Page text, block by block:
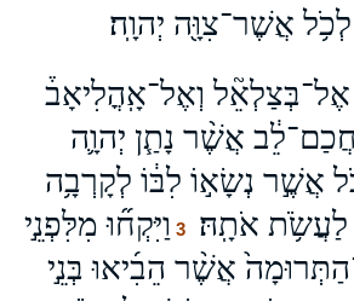
אֲשֶׁר־צִוָּ֖ה יְהוָֽה׃
וְאֶל־אָֽהֳלִיאָב֒
אֲשֶׁ֨ר נָתַ֧ן יְהוָ֛ה
אֲשֶׁ֣ר נְשָׂא֣וֹ לִבּ֔וֹ לְקָרְבָ֥ה
אֹתָֽהּ׃
3 וַיִּקְח֞וּ מִלִּפְנֵ֣י
אֲשֶׁ֨ר הֵבִ֜יאוּ בְּנֵ֣י